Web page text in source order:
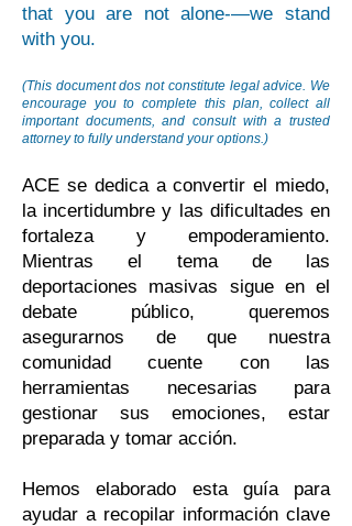
that you are not alone-—we stand
with you.
(This document dos not constitute legal advice. We
encourage you to complete this plan, collect all
important documents, and consult with a trusted
attorney to fully understand your options.)
ACE se dedica a convertir el miedo,
la incertidumbre y las dificultades en
fortaleza y empoderamiento.
Mientras el tema de las
deportaciones masivas sigue en el
debate público, queremos
asegurarnos de que nuestra
comunidad cuente con las
herramientas necesarias para
gestionar sus emociones, estar
preparada y tomar acción.
Hemos elaborado esta guía para
ayudar a recopilar información clave